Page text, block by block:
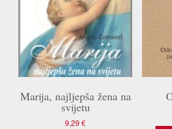
Marija, najljepša žena na
svijetu
9,29€